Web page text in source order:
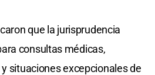
que la jurisprudencia
consultas médicas,
situaciones excepcionales de